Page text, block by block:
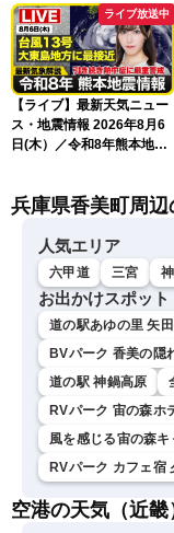
ライブ放送中
【ライブ】最新天気ニュー
ス・地震情報 2026年8月6
日(木）／令和8年熊本地震
戒 〈ウェザーニュースLiVE
／山口剛央〉
兵庫県香美町周辺
人気エリア
六甲道 三宮
お出かけスポット
道の駅あゆの里 矢田
BVパーク 香美の隠
道の駅 神鍋高原
RVパーク 宙の森ホ
風を感じる宙の森
RVパーク カフェ宿
空港の天気（近畿